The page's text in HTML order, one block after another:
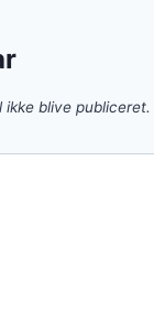
ikke blive publiceret.